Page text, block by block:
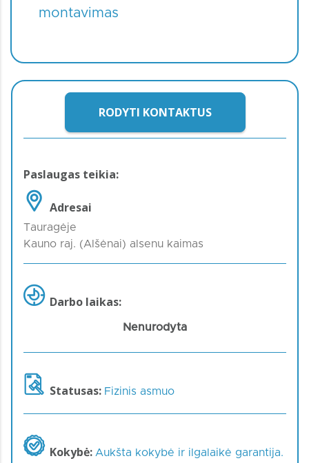
montavimas
RODYTI KONTAKTUS
Paslaugas teikia:
Adresai
Tauragėje
Kauno raj. (Alšėnai) alsenu kaimas
Darbo laikas:
Nenurodyta
Statusas: Fizinis asmuo
Kokybė: Aukšta kokybė ir ilgalaikė garantija.